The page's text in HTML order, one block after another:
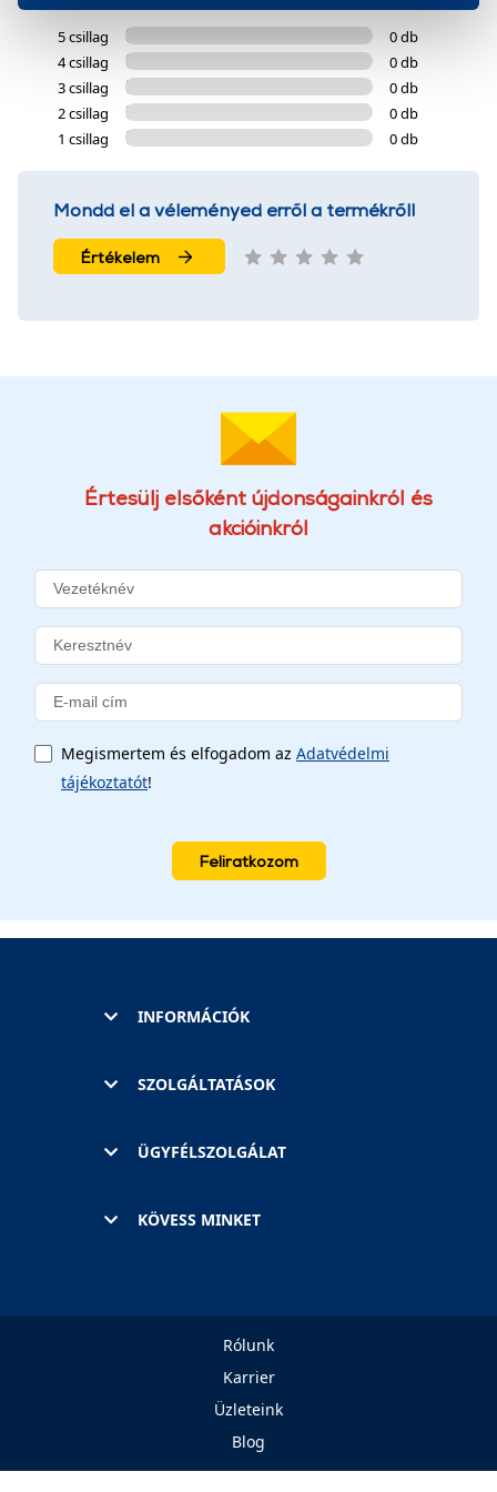
cookie-k személyazonosítására nem alkalmasak,
szolgáltatásaink biztosításához szükségesek. Az oldal
használatával Ön elfogadja a cookie-k használatát.
További információk:ÁSZFésAdatvédelem
5 csillag
0 db
4 csillag
0 db
3 csillag
0 db
2 csillag
0 db
1 csillag
0 db
Mondd el a véleményed erről a termékről!
Értékelem
Értesülj elsőként újdonságainkról és
akcióinkról
Megismertem és elfogadom az Adatvédelmi
tájékoztatót!
Feliratkozom
INFORMÁCIÓK
SZOLGÁLTATÁSOK
ÜGYFÉLSZOLGÁLAT
KÖVESS MINKET
Rólunk
Karrier
Üzleteink
Blog